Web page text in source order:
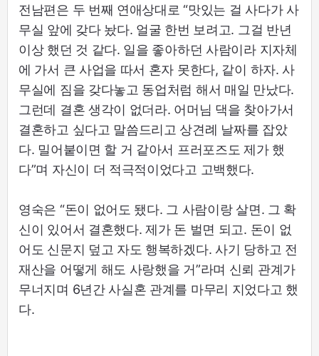
전남편은 두 번째 연애상대로 “맛있는 걸 사다가 사
무실 앞에 갖다 놨다. 얼굴 한번 보려고. 그걸 반년
이상 했던 것 같다. 일을 좋아하던 사람이라 지자체
에 가서 큰 사업을 따서 혼자 못한다, 같이 하자. 사
무실에 짐을 갖다놓고 동업처럼 해서 매일 만났다.
그런데 결혼 생각이 없더라. 어머님 댁을 찾아가서
결혼하고 싶다고 말씀드리고 상견례 날짜를 잡았
다. 밀어붙이면 할 거 같아서 프러포즈도 제가 했
다”며 자신이 더 적극적이었다고 고백했다.
영숙은 “돈이 없어도 됐다. 그 사람이랑 살면. 그 확
신이 있어서 결혼했다. 제가 돈 벌면 되고. 돈이 없
어도 신문지 덮고 자도 행복하겠다. 사기 당하고 전
재산을 어떻게 해도 사랑했을 거”라며 신뢰 관계가
무너지며 6년간 사실혼 관계를 마무리 지었다고 했
다.